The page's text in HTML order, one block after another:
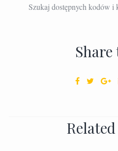
Szukaj dostępnych kodów i